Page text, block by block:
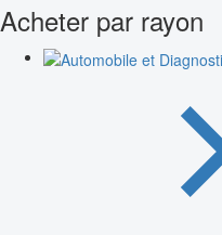
Acheter par rayon